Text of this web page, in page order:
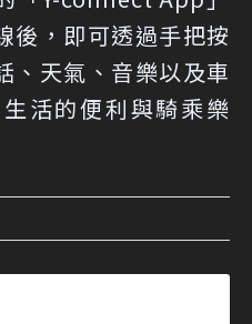
後，即可透過手把按
、天氣、音樂以及車
活的便利與騎乘樂